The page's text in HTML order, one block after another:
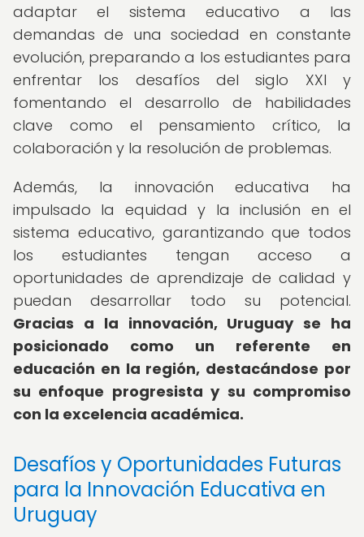
adaptar el sistema educativo a las
demandas de una sociedad en constante
evolución, preparando a los estudiantes para
enfrentar los desafíos del siglo XXI y
fomentando el desarrollo de habilidades
clave como el pensamiento crítico, la
colaboración y la resolución de problemas.
Además, la innovación educativa ha
impulsado la equidad y la inclusión en el
sistema educativo, garantizando que todos
los estudiantes tengan acceso a
oportunidades de aprendizaje de calidad y
puedan desarrollar todo su potencial.
Gracias a la innovación, Uruguay se ha
posicionado como un referente en
educación en la región, destacándose por
su enfoque progresista y su compromiso
con la excelencia académica.
Desafíos y Oportunidades Futuras
para la Innovación Educativa en
Uruguay